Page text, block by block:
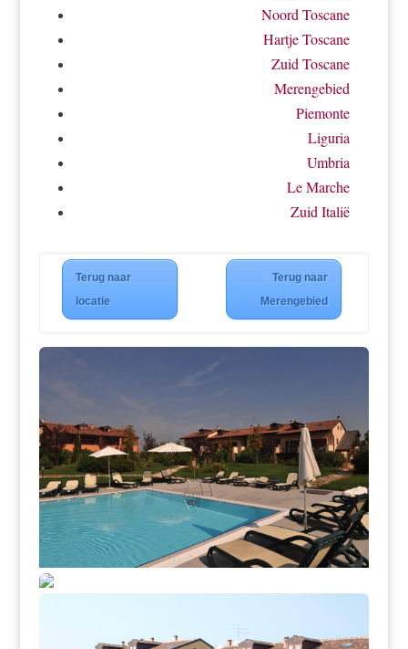
Noord Toscane
Hartje Toscane
Zuid Toscane
Merengebied
Piemonte
Liguria
Umbria
Le Marche
Zuid Italië
Terug naar
locatie
Terug naar
Merengebied